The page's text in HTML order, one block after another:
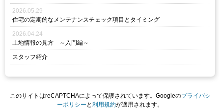
2026.05.29
住宅の定期的なメンテナンスチェック項目とタイミング
2026.04.24
土地情報の見方 ～入門編～
スタッフ紹介
このサイトはreCAPTCHAによって保護されています。Googleのプライバシ
ーポリシー と利用規約が適用されます。